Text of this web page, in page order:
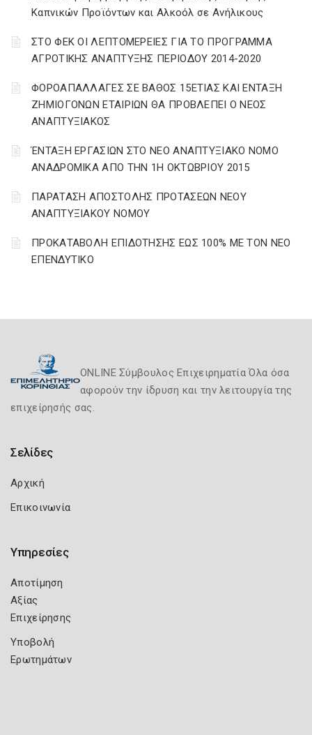
Καπνικών Προϊόντων και Αλκοόλ σε Ανήλικους
ΣΤΟ ΦΕΚ ΟΙ ΛΕΠΤΟΜΕΡΕΙΕΣ ΓΙΑ ΤΟ ΠΡΟΓΡΑΜΜΑ
ΑΓΡΟΤΙΚΗΣ ΑΝΑΠΤΥΞΗΣ ΠΕΡΙΟΔΟΥ 2014-2020
ΦΟΡΟΑΠΑΛΛΑΓΕΣ ΣΕ ΒΑΘΟΣ 15ΕΤΙΑΣ ΚΑΙ ΕΝΤΑΞΗ
ΖΗΜΙΟΓΟΝΩΝ ΕΤΑΙΡΙΩΝ ΘΑ ΠΡΟΒΛΕΠΕΙ Ο ΝΕΟΣ
ΑΝΑΠΤΥΞΙΑΚΟΣ
ΈΝΤΑΞΗ ΕΡΓΑΣΙΩΝ ΣΤΟ ΝΕΟ ΑΝΑΠΤΥΞΙΑΚΟ ΝΟΜΟ
ΑΝΑΔΡΟΜΙΚΑ ΑΠΟ ΤΗΝ 1Η ΟΚΤΩΒΡΙΟΥ 2015
ΠΑΡΑΤΑΣΗ ΑΠΟΣΤΟΛΗΣ ΠΡΟΤΑΣΕΩΝ ΝΕΟΥ
ΑΝΑΠΤΥΞΙΑΚΟΥ ΝΟΜΟΥ
ΠΡΟΚΑΤΑΒΟΛΗ ΕΠΙΔΟΤΗΣΗΣ ΕΩΣ 100% ΜΕ ΤΟΝ ΝΕΟ
ΕΠΕΝΔΥΤΙΚΟ
ONLINE Σύμβουλος Επιχειρηματία Όλα όσα
αφορούν την ίδρυση και την λειτουργία της
επιχείρησής σας.
Σελίδες
Αρχική
Επικοινωνία
Υπηρεσίες
Αποτίμηση
Αξίας
Επιχείρησης
Υποβολή
Ερωτημάτων